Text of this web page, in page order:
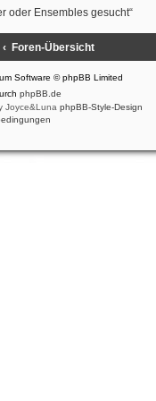
oder Ensembles gesucht“
Foren-Übersicht
Software © phpBB Limited
phpBB.de
Joyce&Luna phpBB-Style-Design